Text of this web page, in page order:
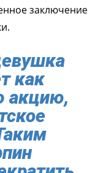
заключение
как
акцию,